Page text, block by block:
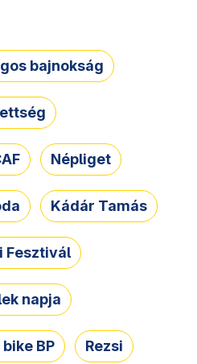
bajnokság
Népliget
Kádár Tamás
Fesztivál
napja
BP Rezsi